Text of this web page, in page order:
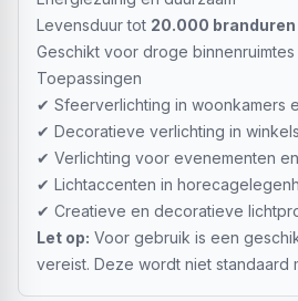
Levensduur tot 20.000 branduren
Geschikt voor droge binnenruimtes
Toepassingen
✔ Sfeerverlichting in woonkamers
✔ Decoratieve verlichting in
✔ Verlichting voor evenementen
✔ Lichtaccenten in
✔ Creatieve en decoratieve
Let op: Voor gebruik is een
vereist. Deze wordt niet standaard